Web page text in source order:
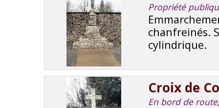
Propriété
chanfreinés.
cylindrique.
Croix de
En bord de